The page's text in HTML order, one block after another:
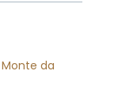
da